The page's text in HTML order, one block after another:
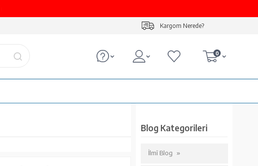
Kargom Nerede?
0
Blog Kategorileri
İlmî Blog